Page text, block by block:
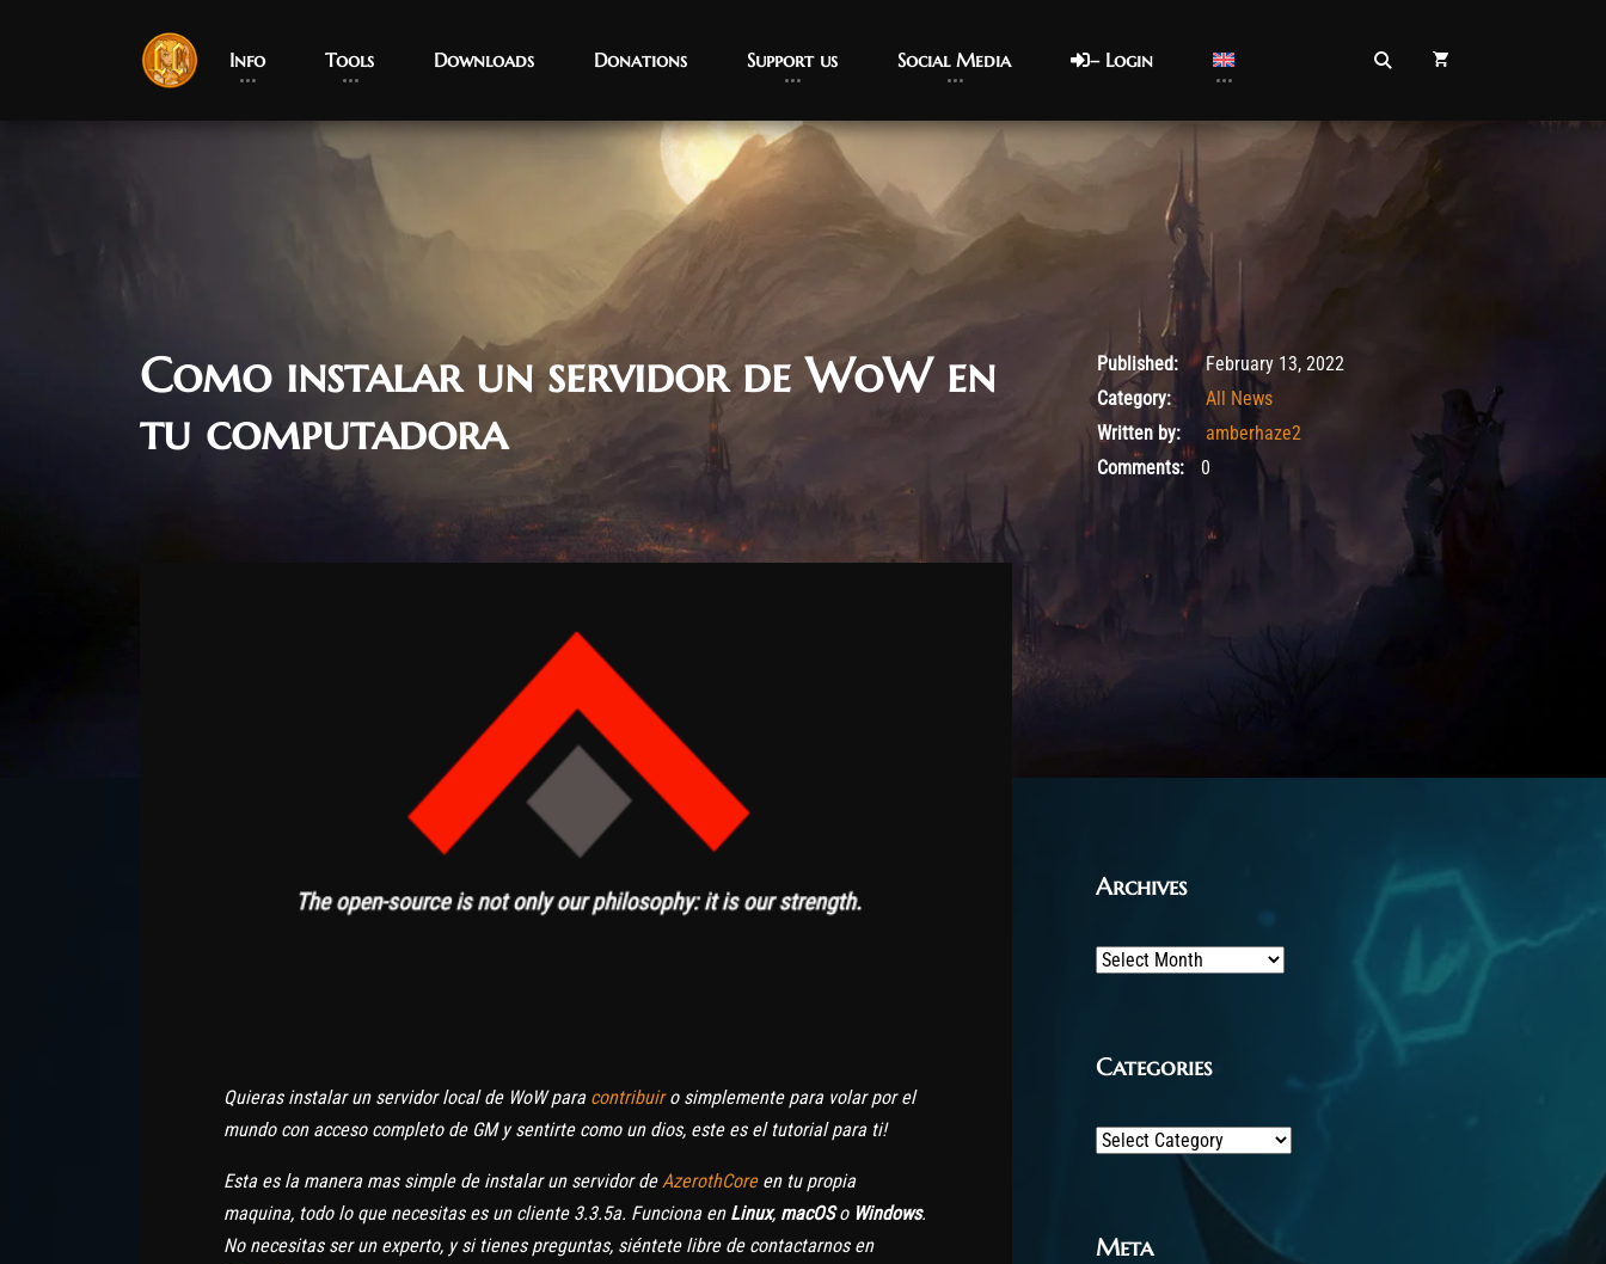
Info Tools Downloads Donations Support us Social Media – Login
Como instalar un servidor de WoW en
tu computadora
June 27, 2023
Published: February 13, 2022
Category:
All News
Written by:
amberhaze2
Comments:0
Quieras instalar un servidor local de WoW para contribuiro simplemente para volar por el
mundo con acceso completo de GM y sentirte como un dios, este es el tutorial para ti!
Esta es la manera mas simple de instalar un servidor deAzerothCoreen tu propia
maquina, todo lo que necesitas es un cliente 3.3.5a. Funciona en Linux, macOSo Windows.
No necesitas ser un experto, y si tienes preguntas, siéntete libre de contactarnos en
Archives
Archives
Categories
Categories
Meta